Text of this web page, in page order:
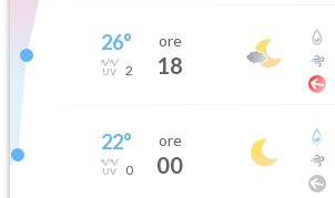
26°
2
ore
18
22°
0
ore
00